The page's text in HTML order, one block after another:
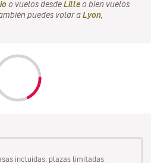
o vuelos desde Lille o bien vuelos
puedes volar a Lyon
incluidas, plazas limitadas